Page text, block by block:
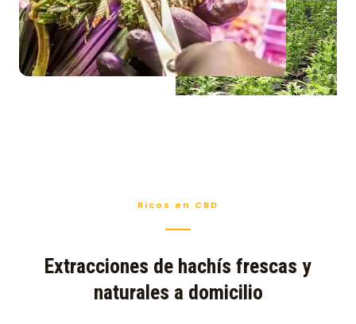
Ricos en CBD
Extracciones de hachís frescas y
naturales a domicilio